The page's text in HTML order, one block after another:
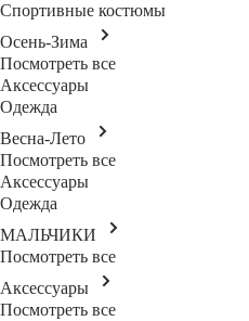
Спортивные костюмы
Осень-Зима
Посмотреть все
Аксессуары
Одежда
Весна-Лето
Посмотреть все
Аксессуары
Одежда
МАЛЬЧИКИ
Посмотреть все
Аксессуары
Посмотреть все